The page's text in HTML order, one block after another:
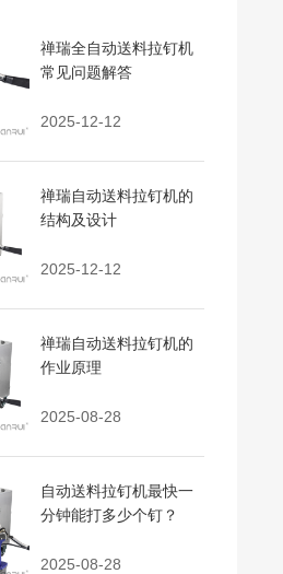
禅瑞全自动送料拉钉机
常见问题解答
2025-12-12
禅瑞自动送料拉钉机的
结构及设计
2025-12-12
禅瑞自动送料拉钉机的
作业原理
2025-08-28
自动送料拉钉机最快一
分钟能打多少个钉？
2025-08-28